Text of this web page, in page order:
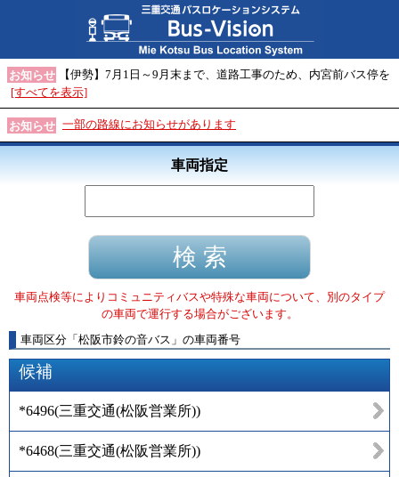
お知らせ
【伊勢】7月1日～9月末まで、道路工事のため、内宮前バス停を
[すべてを表示]
お知らせ 一部の路線にお知らせがあります
車両指定
車両点検等によりコミュニティバスや特殊な車両について、別のタイプ
の車両で運行する場合がございます。
車両区分 「 松阪市鈴の音バス 」 の車両番号
候補
*6496(三重交通(松阪営業所))
*6468(三重交通(松阪営業所))